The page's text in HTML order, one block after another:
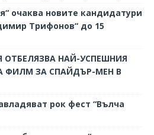
очаква новите кандидатури
Трифонов“ до 15
ОТБЕЛЯЗВА НАЙ-УСПЕШНИЯ
ФИЛМ ЗА СПАЙДЪР-МЕН В
рок фест “Вълча